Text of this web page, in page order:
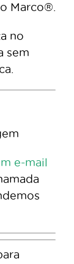
Marco®.
no
sem
e-mail